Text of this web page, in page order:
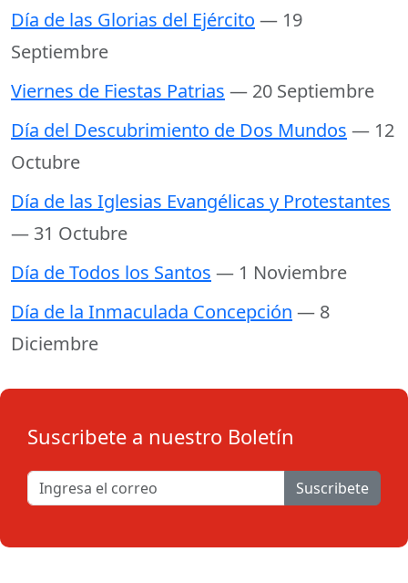
Día de las Glorias del Ejército — 19
Septiembre
Viernes de Fiestas Patrias — 20 Septiembre
Día del Descubrimiento de Dos Mundos — 12
Octubre
Día de las Iglesias Evangélicas y Protestantes
— 31 Octubre
Día de Todos los Santos — 1 Noviembre
Día de la Inmaculada Concepción — 8
Diciembre
Suscribete a nuestro Boletín
Suscribete